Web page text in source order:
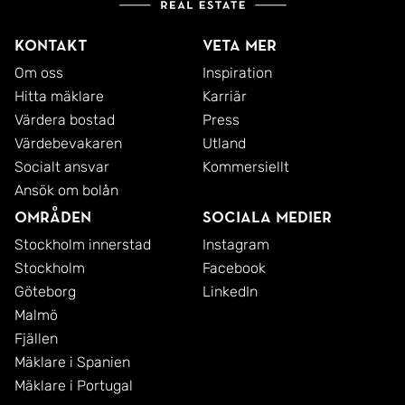
Kontakt
Om oss
Hitta mäklare
Värdera bostad
Värdebevakaren
Socialt ansvar
Ansök om bolån
Veta mer
Inspiration
Karriär
Press
Utland
Kommersiellt
Områden
Stockholm innerstad
Stockholm
Göteborg
Malmö
Fjällen
Mäklare i Spanien
Mäklare i Portugal
Sociala medier
Instagram
Facebook
LinkedIn